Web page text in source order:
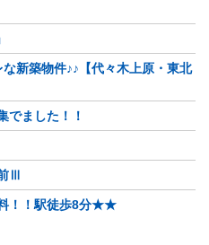
新築物件♪♪【代々木上原・東北
でました！！
Ⅲ
料！！駅徒歩8分★★